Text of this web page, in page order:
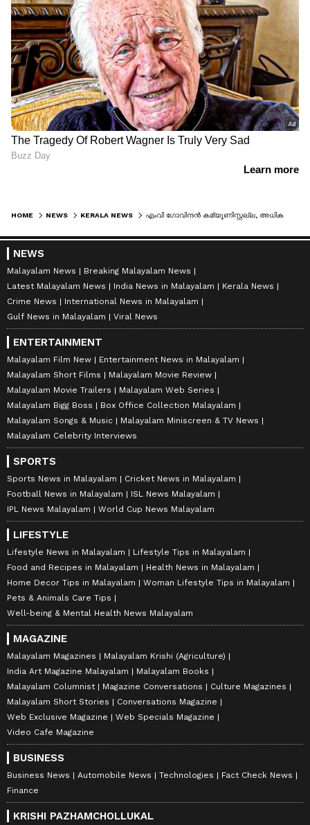
HOME NEWS KERALA NEWS
NEWS
Malayalam News
Breaking Malayalam News
Latest Malayalam News
India News in Malayalam
Kerala News
Crime News
International News in Malayalam
Gulf News in Malayalam
Viral News
ENTERTAINMENT
Malayalam Film New
Entertainment News in Malayalam
Malayalam Short Films
Malayalam Movie Review
Malayalam Movie Trailers
Malayalam Web Series
Malayalam Bigg Boss
Box Office Collection Malayalam
Malayalam Songs & Music
Malayalam Miniscreen & TV News
Malayalam Celebrity Interviews
SPORTS
Sports News in Malayalam
Cricket News in Malayalam
Football News in Malayalam
ISL News Malayalam
IPL News Malayalam
World Cup News Malayalam
LIFESTYLE
Lifestyle News in Malayalam
Lifestyle Tips in Malayalam
Food and Recipes in Malayalam
Health News in Malayalam
Home Decor Tips in Malayalam
Woman Lifestyle Tips in Malayalam
Pets & Animals Care Tips
Well-being & Mental Health News Malayalam
MAGAZINE
Malayalam Magazines
Malayalam Krishi (Agriculture)
India Art Magazine Malayalam
Malayalam Books
Malayalam Columnist
Magazine Conversations
Culture Magazines
Malayalam Short Stories
Conversations Magazine
Web Exclusive Magazine
Web Specials Magazine
Video Cafe Magazine
BUSINESS
Business News Automobile News Technologies
Fact Check News
Finance
KRISHI PAZHAMCHOLLUKAL